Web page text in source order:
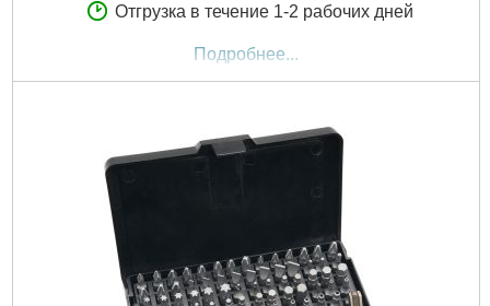
Отгрузка в течение 1-2 рабочих дней
Подробнее...